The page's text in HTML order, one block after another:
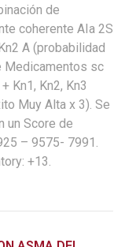
de
coherente AIa 2S
A (probabilidad
Medicamentos sc
Kn1, Kn2, Kn3
Muy Alta x 3). Se
un Score de
– 9575- 7991.
+13.